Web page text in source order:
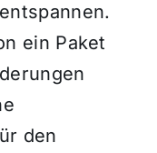
ein Paket
den